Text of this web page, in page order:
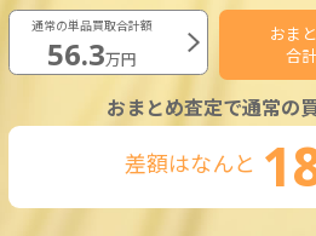
通常の単品買取合計額
56.3万円
おま
合
おまとめ査定で通常の
差額はなんと